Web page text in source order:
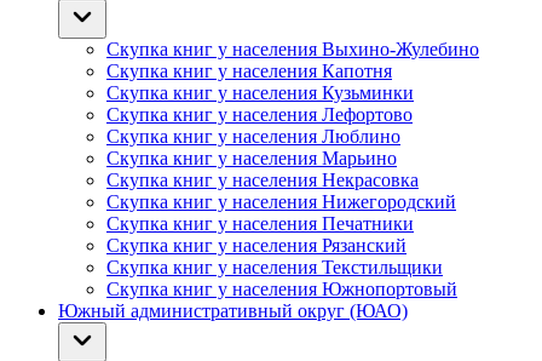
Скупка книг у населения Выхино-Жулебино
Скупка книг у населения Капотня
Скупка книг у населения Кузьминки
Скупка книг у населения Лефортово
Скупка книг у населения Люблино
Скупка книг у населения Марьино
Скупка книг у населения Некрасовка
Скупка книг у населения Нижегородский
Скупка книг у населения Печатники
Скупка книг у населения Рязанский
Скупка книг у населения Текстильщики
Скупка книг у населения Южнопортовый
Южный административный округ (ЮАО)